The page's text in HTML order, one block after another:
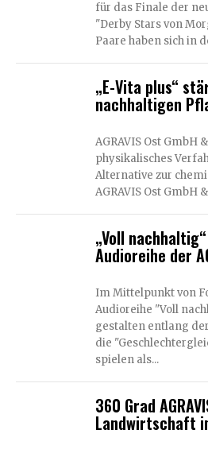
für das Finale der
"Derby Stars von
Paare haben sich in
„E-Vita plus“
nachhaltigen
AGRAVIS Ost GmbH
physikalisches
Alternative zur
AGRAVIS Ost GmbH &
„Voll
Audioreihe der
Im Mittelpunkt von
Audioreihe "Voll
gestalten entlang
die
spielen als...
360 Grad
Landwirtschaft